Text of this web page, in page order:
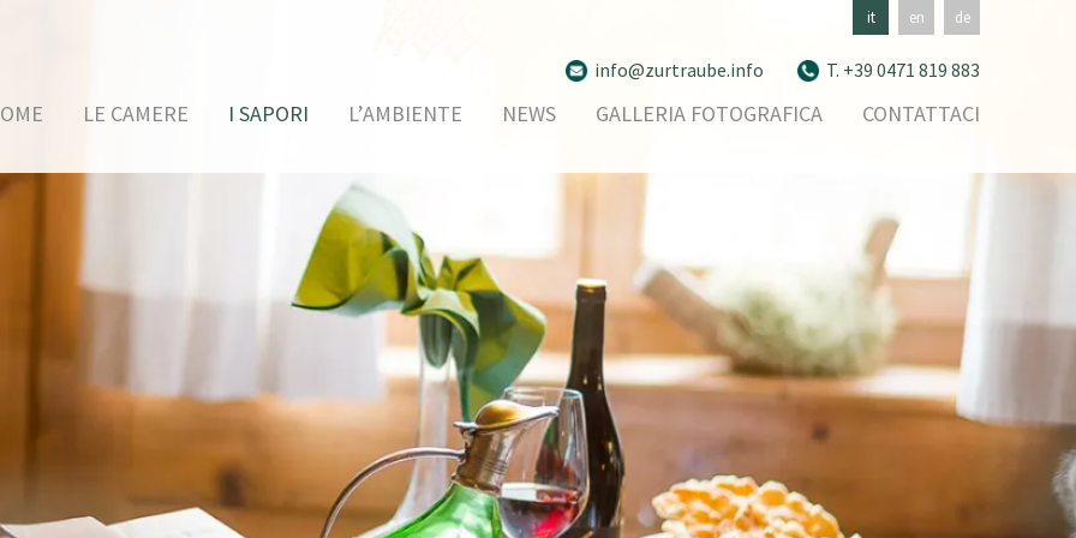
it en de
info@zurtraube.info
T. +39 0471 819 883
LE CAMERE I SAPORI L’AMBIENTE NEWS GALLERIA FOTOGRAFICA CONTATTACI
INFORMAZIONI